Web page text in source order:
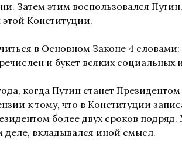
Затем этим воспользовался
Конституции.
в Основном Законе 4
и букет всяких социальных
когда Путин станет Президентом
к тому, что в Конституции
более двух сроков подряд.
вкладывался иной смысл.